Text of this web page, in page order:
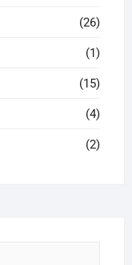
(26)
(1)
(15)
(4)
(2)